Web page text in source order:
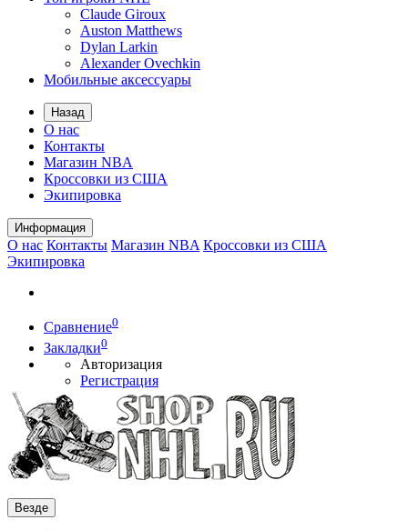
Claude Giroux
Auston Matthews
Dylan Larkin
Alexander Ovechkin
Мобильные аксессуары
Назад
О нас
Контакты
Магазин NBA
Кроссовки из США
Экипировка
Информация
О нас Контакты Магазин NBA Кроссовки из США
Экипировка
Сравнение0
Закладки0
Авторизация
Регистрация
Везде